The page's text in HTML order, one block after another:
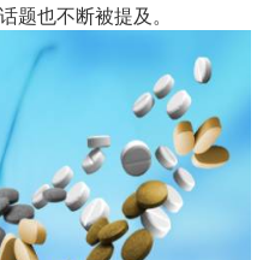
题也不断被提及。